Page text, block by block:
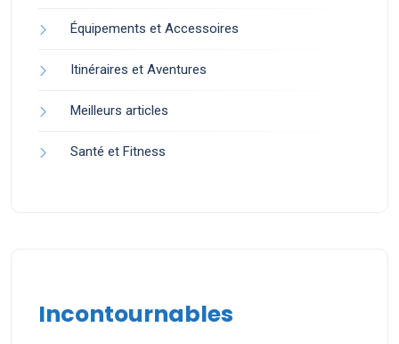
Équipements et Accessoires
Itinéraires et Aventures
Meilleurs articles
Santé et Fitness
Incontournables